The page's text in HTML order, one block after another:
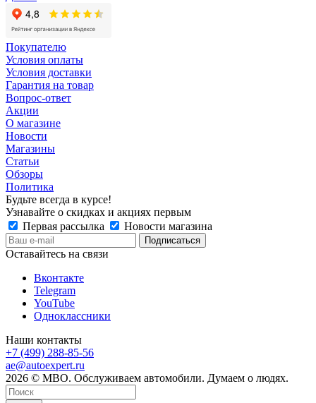
Покупателю
Условия оплаты
Условия доставки
Гарантия на товар
Вопрос-ответ
Акции
О магазине
Новости
Магазины
Статьи
Обзоры
Политика
Будьте всегда в курсе!
Узнавайте о скидках и акциях первым
Первая рассылка
Новости магазина
Оставайтесь на связи
Вконтакте
Telegram
YouTube
Одноклассники
Наши контакты
+7 (499) 288-85-56
ae@autoexpert.ru
2026 © МВО. Обслуживаем автомобили. Думаем о людях.